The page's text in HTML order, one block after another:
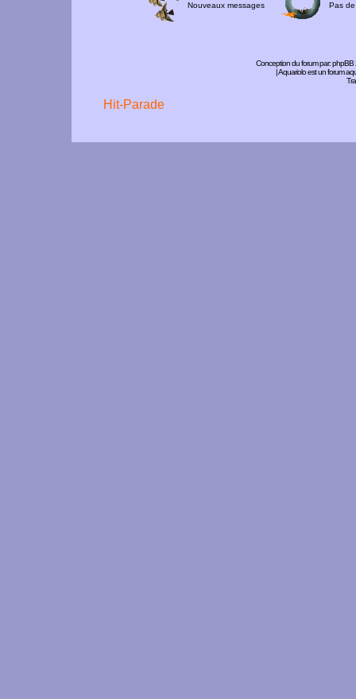
Nouveaux messages Pas
Conception du forum par:phpBB
| Aquariolo est un forum